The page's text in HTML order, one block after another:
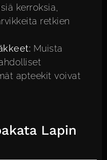
kerroksia,
retkien
Muista
apteekit voivat
Lapin